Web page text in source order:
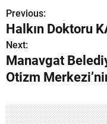
Y
a
z
ı
g
Previous:
Halkın Doktoru
Next:
Manavgat
Otizm